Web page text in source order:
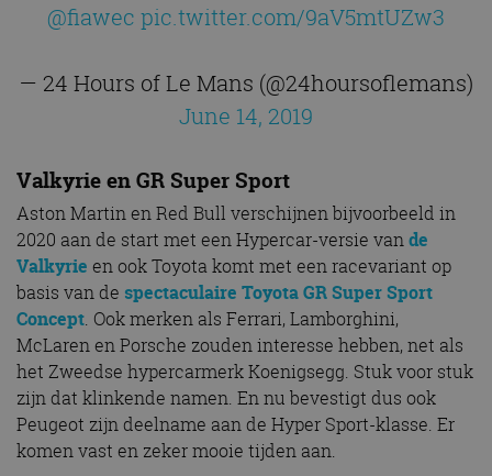
@fiawec pic.twitter.com/9aV5mtUZw3
— 24 Hours of Le Mans (@24hoursoflemans)
June 14, 2019
Valkyrie en GR Super Sport
Aston Martin en Red Bull verschijnen bijvoorbeeld in
2020 aan de start met een Hypercar-versie vande
Valkyrie en ook Toyota komt met een racevariant op
basis van de spectaculaire Toyota GR Super Sport
Concept. Ook merken als Ferrari, Lamborghini,
McLaren en Porsche zouden interesse hebben, net als
het Zweedse hypercarmerk Koenigsegg. Stuk voor stuk
zijn dat klinkende namen. En nu bevestigt dus ook
Peugeot zijn deelname aan de Hyper Sport-klasse. Er
komen vast en zeker mooie tijden aan.